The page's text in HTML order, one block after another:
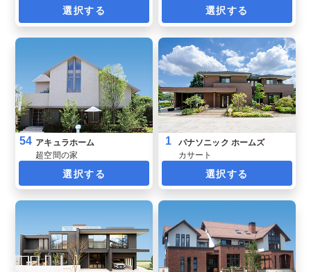
選択する 選択する
54 アキュラホーム
超空間の家
選択する
1 パナソニック ホームズ
カサート
選択する